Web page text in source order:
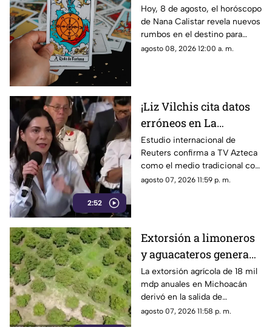
Calistar: ¿Qué te depara
el destino este sábado?
Hoy, 8 de agosto, el horóscopo
de Nana Calistar revela nuevos
rumbos en el destino para
estos signos
agosto 08, 2026 12:00 a. m.
2:52
¡Liz Vilchis cita datos
erróneos en La
Mañanera: Estudio de
Reuters confirma
liderazgo de TV Azteca
en alcance y
Estudio internacional de
Reuters confirma a TV Azteca
como el medio tradicional con
mayor alcance y credibilidad
agosto 07, 2026 11:59 p. m.
Extorsión a limoneros
y aguacateros genera
pérdidas de 18 mil mdp
en Michoacán
La extorsión agrícola de 18 mil
mdp anuales en Michoacán
derivó en la salida de
inspectores de EE. UU.,
agosto 07, 2026 11:58 p. m.